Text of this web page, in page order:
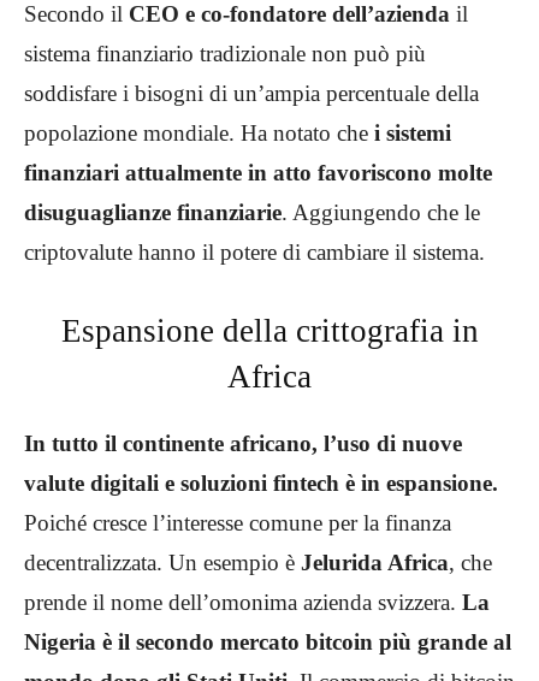
Secondo il CEO e co-fondatore dell’azienda il
sistema finanziario tradizionale non può più
soddisfare i bisogni di un’ampia percentuale della
popolazione mondiale. Ha notato che i sistemi
finanziari attualmente in atto favoriscono molte
disuguaglianze finanziarie. Aggiungendo che le
criptovalute hanno il potere di cambiare il sistema.
Espansione della crittografia in
Africa
In tutto il continente africano, l’uso di nuove
valute digitali e soluzioni fintech è in espansione.
Poiché cresce l’interesse comune per la finanza
decentralizzata. Un esempio è Jelurida Africa, che
prende il nome dell’omonima azienda svizzera. La
Nigeria è il secondo mercato bitcoin più grande al